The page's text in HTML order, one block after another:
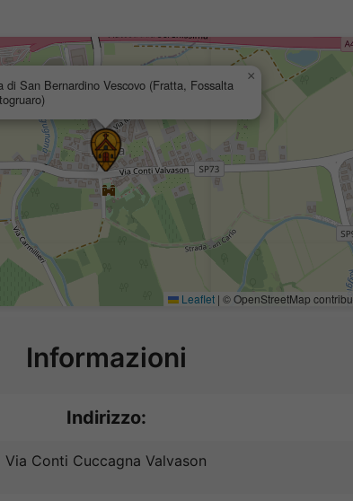
di San Bernardino Vescovo (Fratta, Fossalta
×
Leaflet | © OpenStreetMap
Informazioni
Indirizzo:
Via Conti Cuccagna Valvason